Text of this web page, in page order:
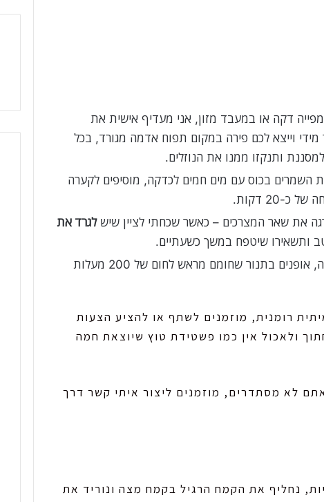
דקה או במעבד מזון, אני מעדיף אישית את
מידי וייצא לכם פירה במקום תפוח אדמה מגורד, בכל
ותנקזו ממנו את הנוזלים.
בכוס עם מים חמים לכדקה, מוסיפים לקערה
20 דקות.
את שאר המצרכים – כאשר שכחתי לציין שישלגרד את
ותשאירו שיטפח במשך כשעתיים.
מעריבים את התערובת שהכנו לתבנית גדולה, אופנים בתנור שחומם מראש לחום של 200 מעלות
רומנית, מוזמנים לשתף או להציע הצעות
ולאכול אין כמו פשטידת טוץ שיוצאת חמה
לא מסתדרים, מוזמנים ליצור איתי קשר דרך
נחליף את הקמח הרגיל בקמח מצה ונוריד את